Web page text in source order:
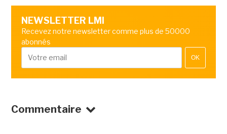
NEWSLETTER LMI
Recevez notre newsletter comme plus de 50000
abonnés
OK
Commentaire